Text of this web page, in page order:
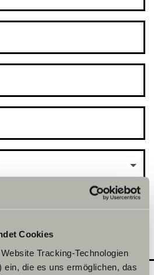
Cookies
Tracking-Technologien
ein, die es uns ermöglichen, das